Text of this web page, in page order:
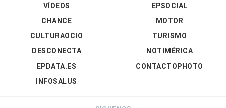
VÍDEOS
EPSOCIAL
CHANCE
CULTURAOCIO
DESCONECTA
EPDATA.ES
INFOSALUS
MOTOR
TURISMO
NOTIMÉRICA
CONTACTOPHOTO